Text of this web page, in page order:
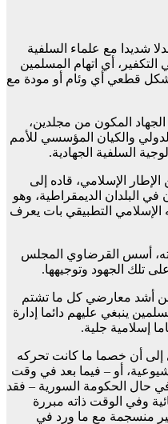
شديدا مع علماء السلفية
أي اتهام المسلمين
بشكل قطعي أي وئام أو مودة مع
فقه الجهاد المكون من مجلدين،
والكيان المؤسسي للأمم
السلفية الجهادية.
الإسلامي، قاده إلى
البلدان الديمقراطية، وهو
التطبيقي بات يعرف
أسس القرضاوي المجلس
تلك الجهود وتوجيهها.
أشد معارضي كل ما تشتم
ينبغي عليهم دائما إدارة
إسلامية جلية.
أن خصما ما كانت تحركه
أو – فيما بعد في وقت
حال الحكومة السورية – فقد
وفي الوقت ذاته مبررة
منسجمة مع ما ورد في